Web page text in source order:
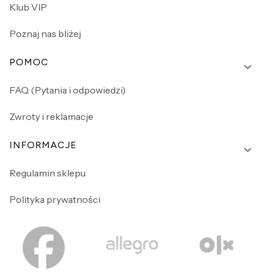
Klub VIP
Poznaj nas bliżej
POMOC
FAQ (Pytania i odpowiedzi)
Zwroty i reklamacje
INFORMACJE
Regulamin sklepu
Polityka prywatności